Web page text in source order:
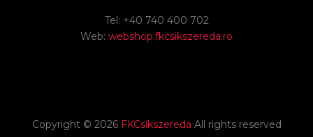
Tel: +40 740 400 702
Web: webshop.fkcsikszereda.ro
Copyright © 2026 FKCsíkszereda All rights reserved